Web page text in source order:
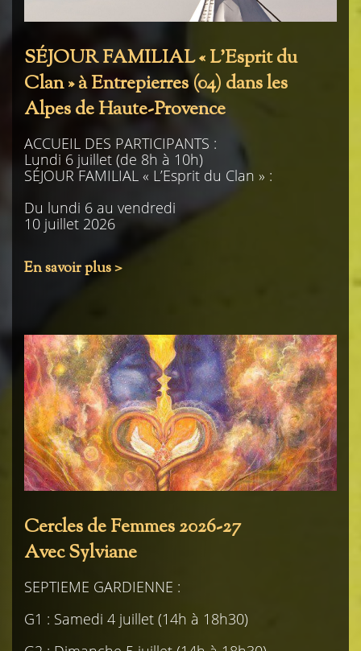
SÉJOUR FAMILIAL « L’Esprit du
Clan » à Entrepierres (04) dans les
Alpes de Haute-Provence
ACCUEIL DES PARTICIPANTS :
Lundi 6 juillet (de 8h à 10h)
SÉJOUR FAMILIAL « L’Esprit du Clan » :
Du lundi 6 au vendredi
10 juillet 2026
En savoir plus >
Cercles de Femmes 2026-27
Avec Sylviane
SEPTIEME GARDIENNE :
G1 : Samedi 4 juillet (14h à 18h30)